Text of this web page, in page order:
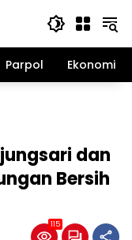
Parpol Ekonomi
dan
Bersih
115